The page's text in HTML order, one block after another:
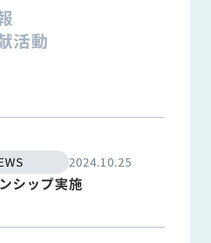
活動
2024.10.25
シップ実施